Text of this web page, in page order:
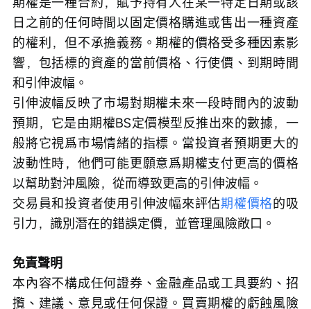
日之前的任何時間以固定價格購進或售出一種資產
的權利，但不承擔義務。期權的價格受多種因素影
響，包括標的資產的當前價格、行使價、到期時間
和引伸波幅。
引伸波幅反映了市場對期權未來一段時間內的波動
預期，它是由期權BS定價模型反推出來的數據，一
般將它視爲市場情緒的指標。當投資者預期更大的
波動性時，他們可能更願意爲期權支付更高的價格
以幫助對沖風險，從而導致更高的引伸波幅。
交易員和投資者使用引伸波幅來評估期權價格的吸
引力，識別潛在的錯誤定價，並管理風險敞口。
免責聲明
本內容不構成任何證券、金融產品或工具要約、招
攬、建議、意見或任何保證。買賣期權的虧蝕風險